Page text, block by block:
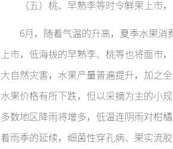
（五）桃、早熟李等时令鲜果上
6月，随着气温的升高，夏季水果
上市，低海拔的早熟李、桃等也将面市
大自然灾害，水果产量普遍提升，加之
水果价格有所下跌，但以采摘为主的小
多数地区降雨将增多，低温连阴雨对柑
着雨季的延续，细菌性穿孔病、果实流